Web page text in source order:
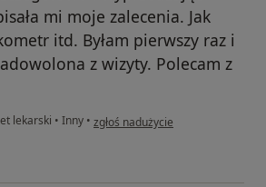
mi moje zalecenia. Jak
itd. Byłam pierwszy raz i
z wizyty. Polecam z
lekarski • Inny • w opinii użytkownika STOKROTKA
zgłoś nadużycie